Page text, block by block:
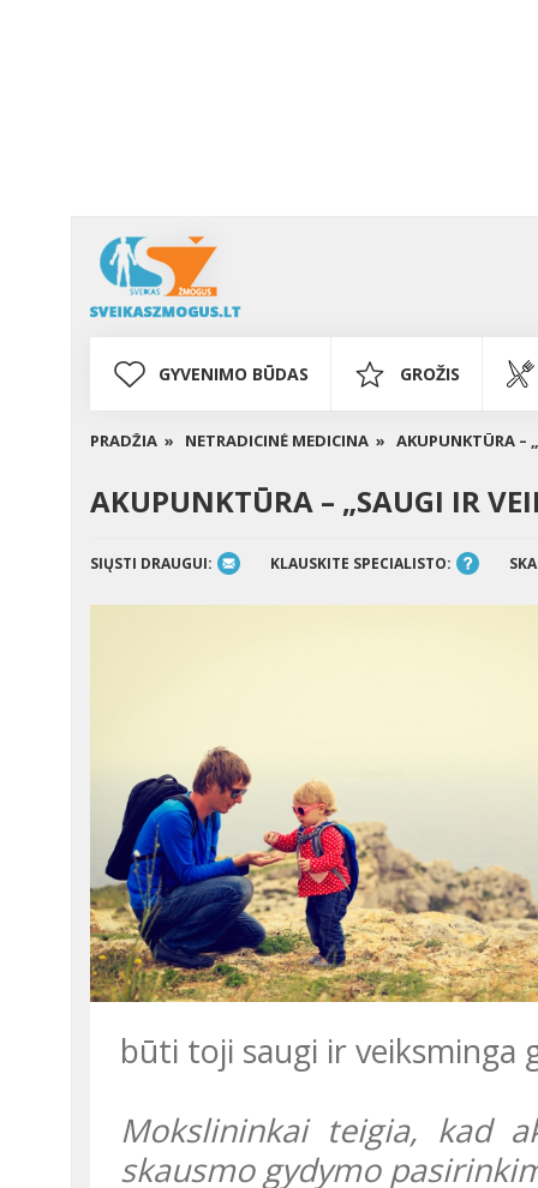
GYVENIMO BŪDAS GROŽIS
PRADŽIA » NETRADICINĖ MEDICINA » AKUPUNKTŪRA –
AKUPUNKTŪRA – „SAUGI IR
SIŲSTI DRAUGUI: KLAUSKITE SPECIALISTO:
būti toji saugi ir veiksminga
Mokslininkai teigia, kad
skausmo gydymo